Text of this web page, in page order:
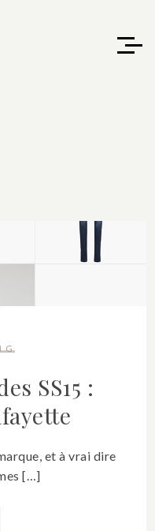
SS15 :
et à vrai dire
[…]